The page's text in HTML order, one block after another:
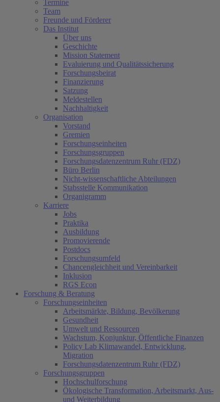
Termine
Team
Freunde und Förderer
Das Institut
Über uns
Geschichte
Mission Statement
Evaluierung und Qualitätssicherung
Forschungsbeirat
Finanzierung
Satzung
Meldestellen
Nachhaltigkeit
Organisation
Vorstand
Gremien
Forschungseinheiten
Forschungsgruppen
Forschungsdatenzentrum Ruhr (FDZ)
Büro Berlin
Nicht-wissenschaftliche Abteilungen
Stabsstelle Kommunikation
Organigramm
Karriere
Jobs
Praktika
Ausbildung
Promovierende
Postdocs
Forschungsumfeld
Chancengleichheit und Vereinbarkeit
Inklusion
RGS Econ
Forschung & Beratung
Forschungseinheiten
Arbeitsmärkte, Bildung, Bevölkerung
Gesundheit
Umwelt und Ressourcen
Wachstum, Konjunktur, Öffentliche Finanzen
Policy Lab Klimawandel, Entwicklung,
Migration
Forschungsdatenzentrum Ruhr (FDZ)
Forschungsgruppen
Hochschulforschung
Ökologische Transformation, Arbeitsmarkt, Aus-
und Weiterbildung